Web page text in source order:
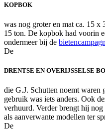
KOPBOK
was nog groter en mat ca. 15 x
15 ton. De kopbok had voorin
ondermeer bij de
De
DRENTSE EN OVERIJSSELSE
die G.J. Schutten noemt waren
gebruik was iets anders. Ook
verhuurd. Verder brengt hij nog
als aanverwante modellen ter
De